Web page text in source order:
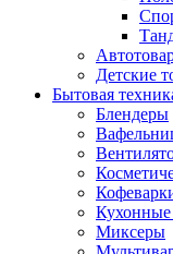
Детские
Бытовая
Блендеры
Миксеры